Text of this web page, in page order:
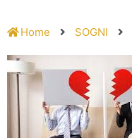
Home SOGNI